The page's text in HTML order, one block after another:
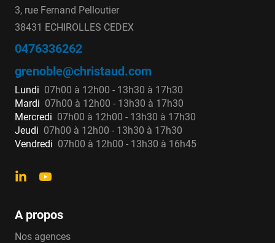
3, rue Fernand Pelloutier
38431 ECHIROLLES CEDEX
0476336262
grenoble@christaud.com
Lundi 07h00 à 12h00 - 13h30 à 17h30
Mardi 07h00 à 12h00 - 13h30 à 17h30
Mercredi 07h00 à 12h00 - 13h30 à 17h30
Jeudi 07h00 à 12h00 - 13h30 à 17h30
Vendredi 07h00 à 12h00 - 13h30 à 16h45
A propos
Nos agences